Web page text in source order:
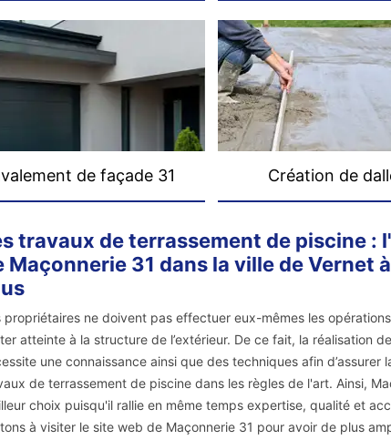
de façade 31 Création de
travaux de terrassement de piscine :
Maçonnerie 31 dans la ville de Vernet
propriétaires ne doivent pas effectuer eux-mêmes les
atteinte à la structure de l’extérieur. De ce fait, la réalisation
une connaissance ainsi que des techniques afin d’assurer
de terrassement de piscine dans les règles de l'art. Ainsi,
choix puisqu'il rallie en même temps expertise, qualité et
à visiter le site web de Maçonnerie 31 pour avoir de plus